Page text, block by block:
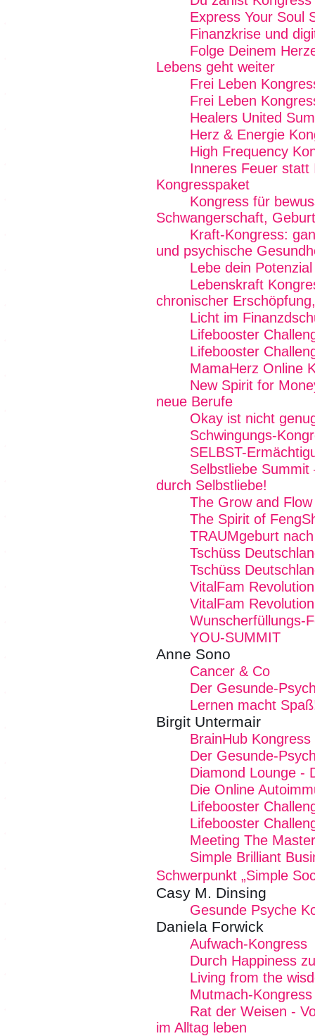
Express Your Soul
Finanzkrise und
Folge Deinem
Lebens geht weiter
Frei Leben
Frei Leben
Healers United
Herz & Energie
High Frequency
Inneres Feuer statt
Kongresspaket
Kongress für
Schwangerschaft,
Kraft-Kongress:
und psychische
Lebe dein
Lebenskraft
chronischer
Licht im
Lifebooster
Lifebooster
MamaHerz Online
New Spirit for
neue Berufe
Okay ist nicht
Schwingungs-
SELBST-
Selbstliebe
durch Selbstliebe!
The Grow and
The Spirit of
TRAUMgeburt
Tschüss
Tschüss
VitalFam Revolution
VitalFam
Wunscherfüllungs-
YOU-SUMMIT
Anne Sono
Cancer & Co
Der Gesunde-
Lernen macht
Birgit Untermair
BrainHub
Der Gesunde-
Diamond Lounge -
Die Online
Lifebooster
Lifebooster
Meeting The
Simple Brilliant
Schwerpunkt „Simple
Casy M. Dinsing
Gesunde Psyche
Daniela Forwick
Aufwach-Kongress
Durch Happiness
Living from the
Mutmach-Kongress
Rat der Weisen -
im Alltag leben